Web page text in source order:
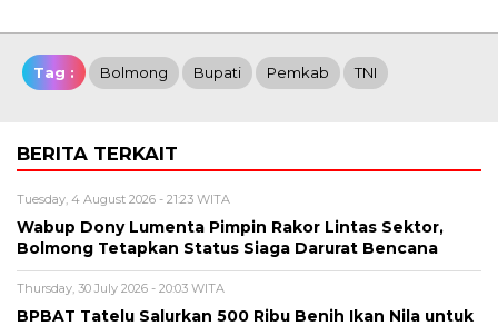
Tag : Bolmong Bupati Pemkab TNI
BERITA TERKAIT
Tuesday, 4 August 2026 - 21:23 WITA
Wabup Dony Lumenta Pimpin Rakor Lintas Sektor,
Bolmong Tetapkan Status Siaga Darurat Bencana
Thursday, 30 July 2026 - 20:03 WITA
BPBAT Tatelu Salurkan 500 Ribu Benih Ikan Nila untuk